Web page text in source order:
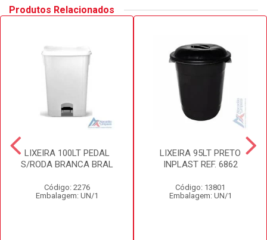
Produtos Relacionados
LIXEIRA 100LT PEDAL
S/RODA BRANCA BRAL
Código: 2276
Embalagem: UN/1
LIXEIRA 95LT PRETO
INPLAST REF. 6862
Código: 13801
Embalagem: UN/1